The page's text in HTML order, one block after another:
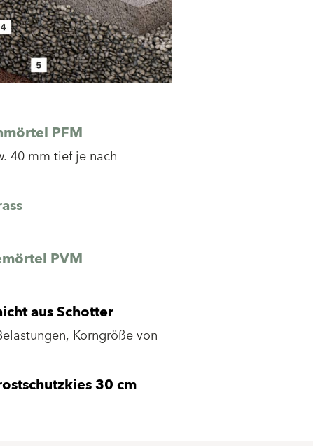
PFM
40 mm tief je nach
PVM
aus Schotter
Korngröße von
30 cm